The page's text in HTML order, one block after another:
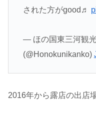
された方がgood♬
— ほの国東三河観
(@Honokunikanko)
2016年から露店の出店